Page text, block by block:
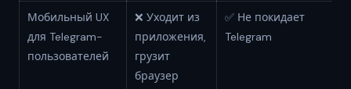
Мобильный UX
для Telegram-
пользователей
❌ Уходит из
приложения,
грузит
браузер
✅ Не покидает
Telegram